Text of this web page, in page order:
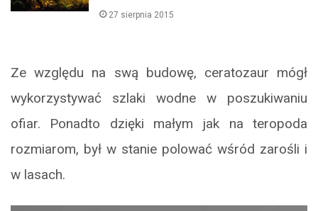
27 sierpnia 2015
Ze względu na swą budowę, ceratozaur mógł
wykorzystywać szlaki wodne w poszukiwaniu
ofiar. Ponadto dzięki małym jak na teropoda
rozmiarom, był w stanie polować wśród zarośli i
w lasach.